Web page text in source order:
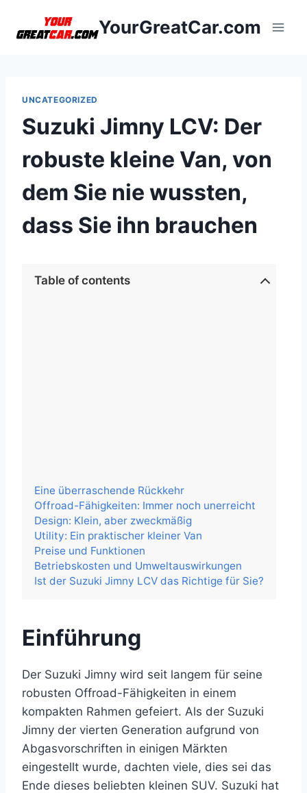
Inhalt
YourGreatCar.com
UNCATEGORIZED
Suzuki Jimny LCV: Der
robuste kleine Van, von
dem Sie nie wussten,
dass Sie ihn brauchen
Table of contents
Eine überraschende Rückkehr
Offroad-Fähigkeiten: Immer noch unerreicht
Design: Klein, aber zweckmäßig
Utility: Ein praktischer kleiner Van
Preise und Funktionen
Betriebskosten und Umweltauswirkungen
Ist der Suzuki Jimny LCV das Richtige für Sie?
Einführung
Der Suzuki Jimny wird seit langem für seine
robusten Offroad-Fähigkeiten in einem
kompakten Rahmen gefeiert. Als der Suzuki
Jimny der vierten Generation aufgrund von
Abgasvorschriften in einigen Märkten
eingestellt wurde, dachten viele, dies sei das
Ende dieses beliebten kleinen SUV. Suzuki hat